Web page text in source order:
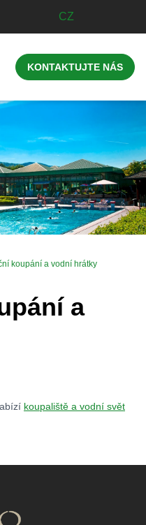
CZ
KONTAKTUJTE NÁS
koupání a vodní hrátky
a
koupaliště a vodní svět